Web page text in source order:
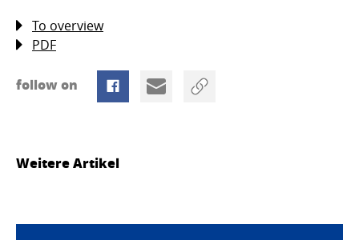
To overview
PDF
follow on
Weitere Artikel